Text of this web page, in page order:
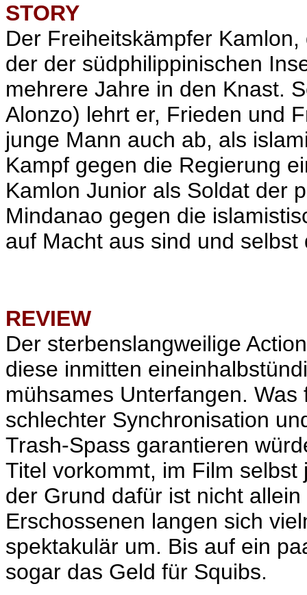
STORY
Der Freiheitskämpfer
der der südphilippinischen
mehrere Jahre in den Knast.
Alonzo) lehrt er, Frieden und
junge Mann auch ab, als
Kampf gegen die Regierung
Kamlon Junior als Soldat der
Mindanao gegen die
auf Macht aus sind und
REVIEW
Der sterbenslangweilige
diese inmitten
mühsames Unterfangen.
schlechter Synchronisation
Trash-Spass garantieren
Titel vorkommt, im Film
der Grund dafür ist nicht
Erschossenen langen sich
spektakulär um. Bis auf ein
sogar das Geld für Squibs.